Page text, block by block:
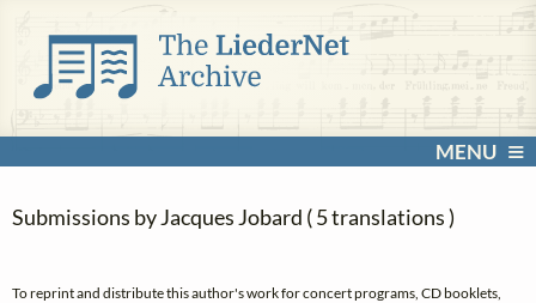
MENU
Submissions by Jacques Jobard ( 5 translations )
To reprint and distribute this author's work for concert programs, CD booklets,